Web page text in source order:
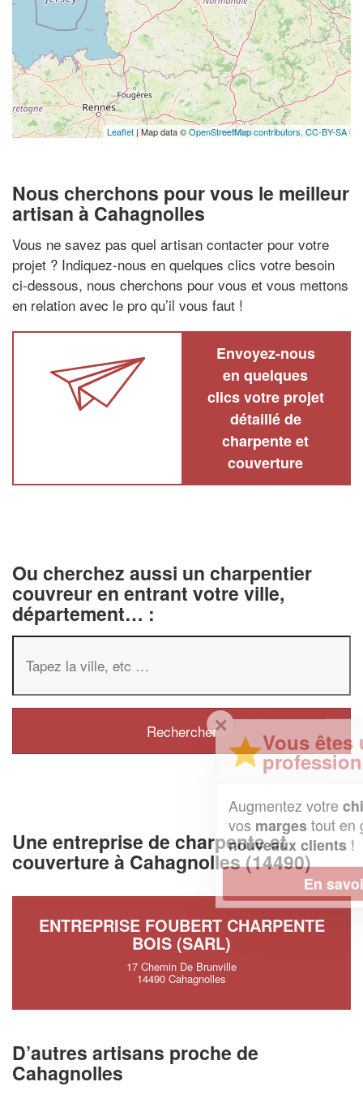
Leaflet | Map data ©OpenStreetMap contributors, CC-BY-SA
Nous cherchons pour vous le meilleur
artisan à Cahagnolles
Vous ne savez pas quel artisan contacter pour votre
projet ? Indiquez-nous en quelques clics votre besoin
ci-dessous, nous cherchons pour vous et vous mettons
en relation avec le pro qu’il vous faut !
Envoyez-nous
en quelques
clics votre projet
détaillé de
charpente et
couverture
Ou cherchez aussi un charpentier
couvreur en entrant votre ville,
département… :
Une entreprise de charpente et
couverture à Cahagnolles (14490)
ENTREPRISE FOUBERT CHARPENTE
BOIS (SARL)
17 Chemin De Brunville
14490 Cahagnolles
D’autres artisans proche de
Cahagnolles
Vous êtes un
professionnel ?
chiffre d'affaireset
tout en gagnant de
nouveaux clients!